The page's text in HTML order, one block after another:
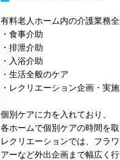
有料老人ホーム内の介護業務全
・食事介助
・排泄介助
・入浴介助
・生活全般のケア
・レクリエーション企画・実施
個別ケアに力を入れており、
各ホームで個別ケアの時間を
レクリエーションでは、フラ
アーなど外出企画まで幅広く